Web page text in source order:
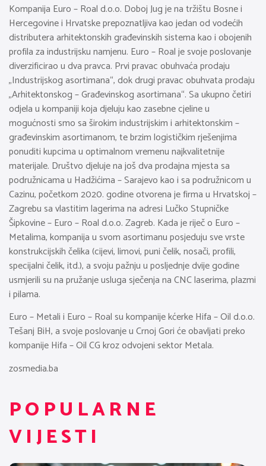
Kompanija Euro – Roal d.o.o. Doboj Jug je na tržištu Bosne i
Hercegovine i Hrvatske prepoznatljiva kao jedan od vodećih
distributera arhitektonskih građevinskih sistema kao i obojenih
profila za industrijsku namjenu. Euro – Roal je svoje poslovanje
diverzificirao u dva pravca. Prvi pravac obuhvaća prodaju
„Industrijskog asortimana“, dok drugi pravac obuhvata prodaju
„Arhitektonskog – Građevinskog asortimana“. Sa ukupno četiri
odjela u kompaniji koja djeluju kao zasebne cjeline u
mogućnosti smo sa širokim industrijskim i arhitektonskim –
građevinskim asortimanom, te brzim logističkim rješenjima
ponuditi kupcima u optimalnom vremenu najkvalitetnije
materijale. Društvo djeluje na još dva prodajna mjesta sa
podružnicama u Hadžićima – Sarajevo kao i sa podružnicom u
Cazinu, početkom 2020. godine otvorena je firma u Hrvatskoj –
Zagrebu sa vlastitim lagerima na adresi Lučko Stupničke
Šipkovine – Euro – Roal d.o.o. Zagreb. Kada je riječ o Euro –
Metalima, kompanija u svom asortimanu posjeduju sve vrste
konstrukcijskih čelika (cijevi, limovi, puni čelik, nosači, profili,
specijalni čelik, itd.), a svoju pažnju u posljednje dvije godine
usmjerili su na pružanje usluga sječenja na CNC laserima, plazmi
i pilama.
Euro – Metali i Euro – Roal su kompanije kćerke Hifa – Oil d.o.o.
Tešanj BiH, a svoje poslovanje u Crnoj Gori će obavljati preko
kompanije Hifa – Oil CG kroz odvojeni sektor Metala.
zosmedia.ba
POPULARNE
VIJESTI